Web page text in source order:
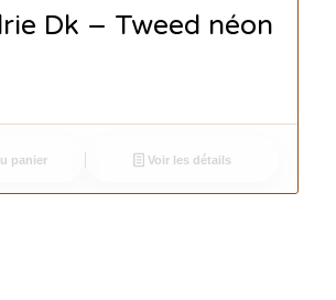
Dk – Tweed néon
panier Voir les détails